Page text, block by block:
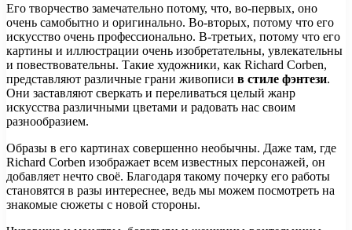
Его творчество замечательно потому, что, во-первых, оно
очень самобытно и оригинально. Во-вторых, потому что его
искусство очень профессионально. В-третьих, потому что его
картины и иллюстрации очень изобретательны, увлекательны
и повествовательны. Такие художники, как Richard Corben,
представляют различные грани живописи в стиле фэнтези.
Они заставляют сверкать и переливаться целый жанр
искусства различными цветами и радовать нас своим
разнообразием.
Образы в его картинах совершенно необычны. Даже там, где
Richard Corben изображает всем известных персонажей, он
добавляет нечто своё. Благодаря такому почерку его работы
становятся в разы интереснее, ведь мы можем посмотреть на
знакомые сюжеты с новой стороны.